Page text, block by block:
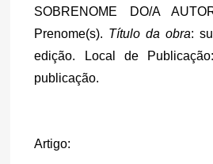
SOBRENOME DO/A
Prenome(s). Título da obra:
edição. Local de
publicação.
Artigo: